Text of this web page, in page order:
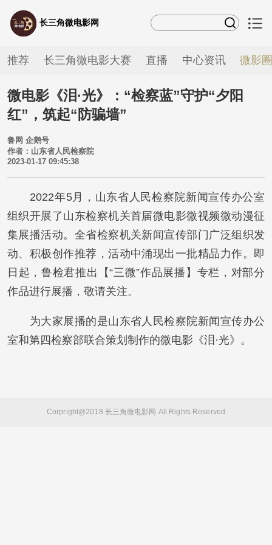
长三角微电影网
推荐 长三角微电影大赛 直播 中心资讯 微影
微电影《泪·光》：“检察蓝”守护“夕阳
红”，筑起“防骗墙”
鲁网 企鹅号
作者：山东省人民检察院
2023-01-17 09:45:38
2022年5月，山东省人民检察院新闻宣传办公室
组织开展了山东检察机关首届微电影微视频微动漫征
集展播活动。全省检察机关新闻宣传部门广泛组织发
动、积极创作推荐，活动中涌现出一批精品力作。即
日起，鲁检君推出【“三微”作品展播】专栏，对部分
作品进行展播，敬请关注。
为大家展播的是山东省人民检察院新闻宣传办公
室和第四检察部联合策划制作的微电影《泪·光》。
Corpright@2018 长三角微电影网 All Rights Reserved